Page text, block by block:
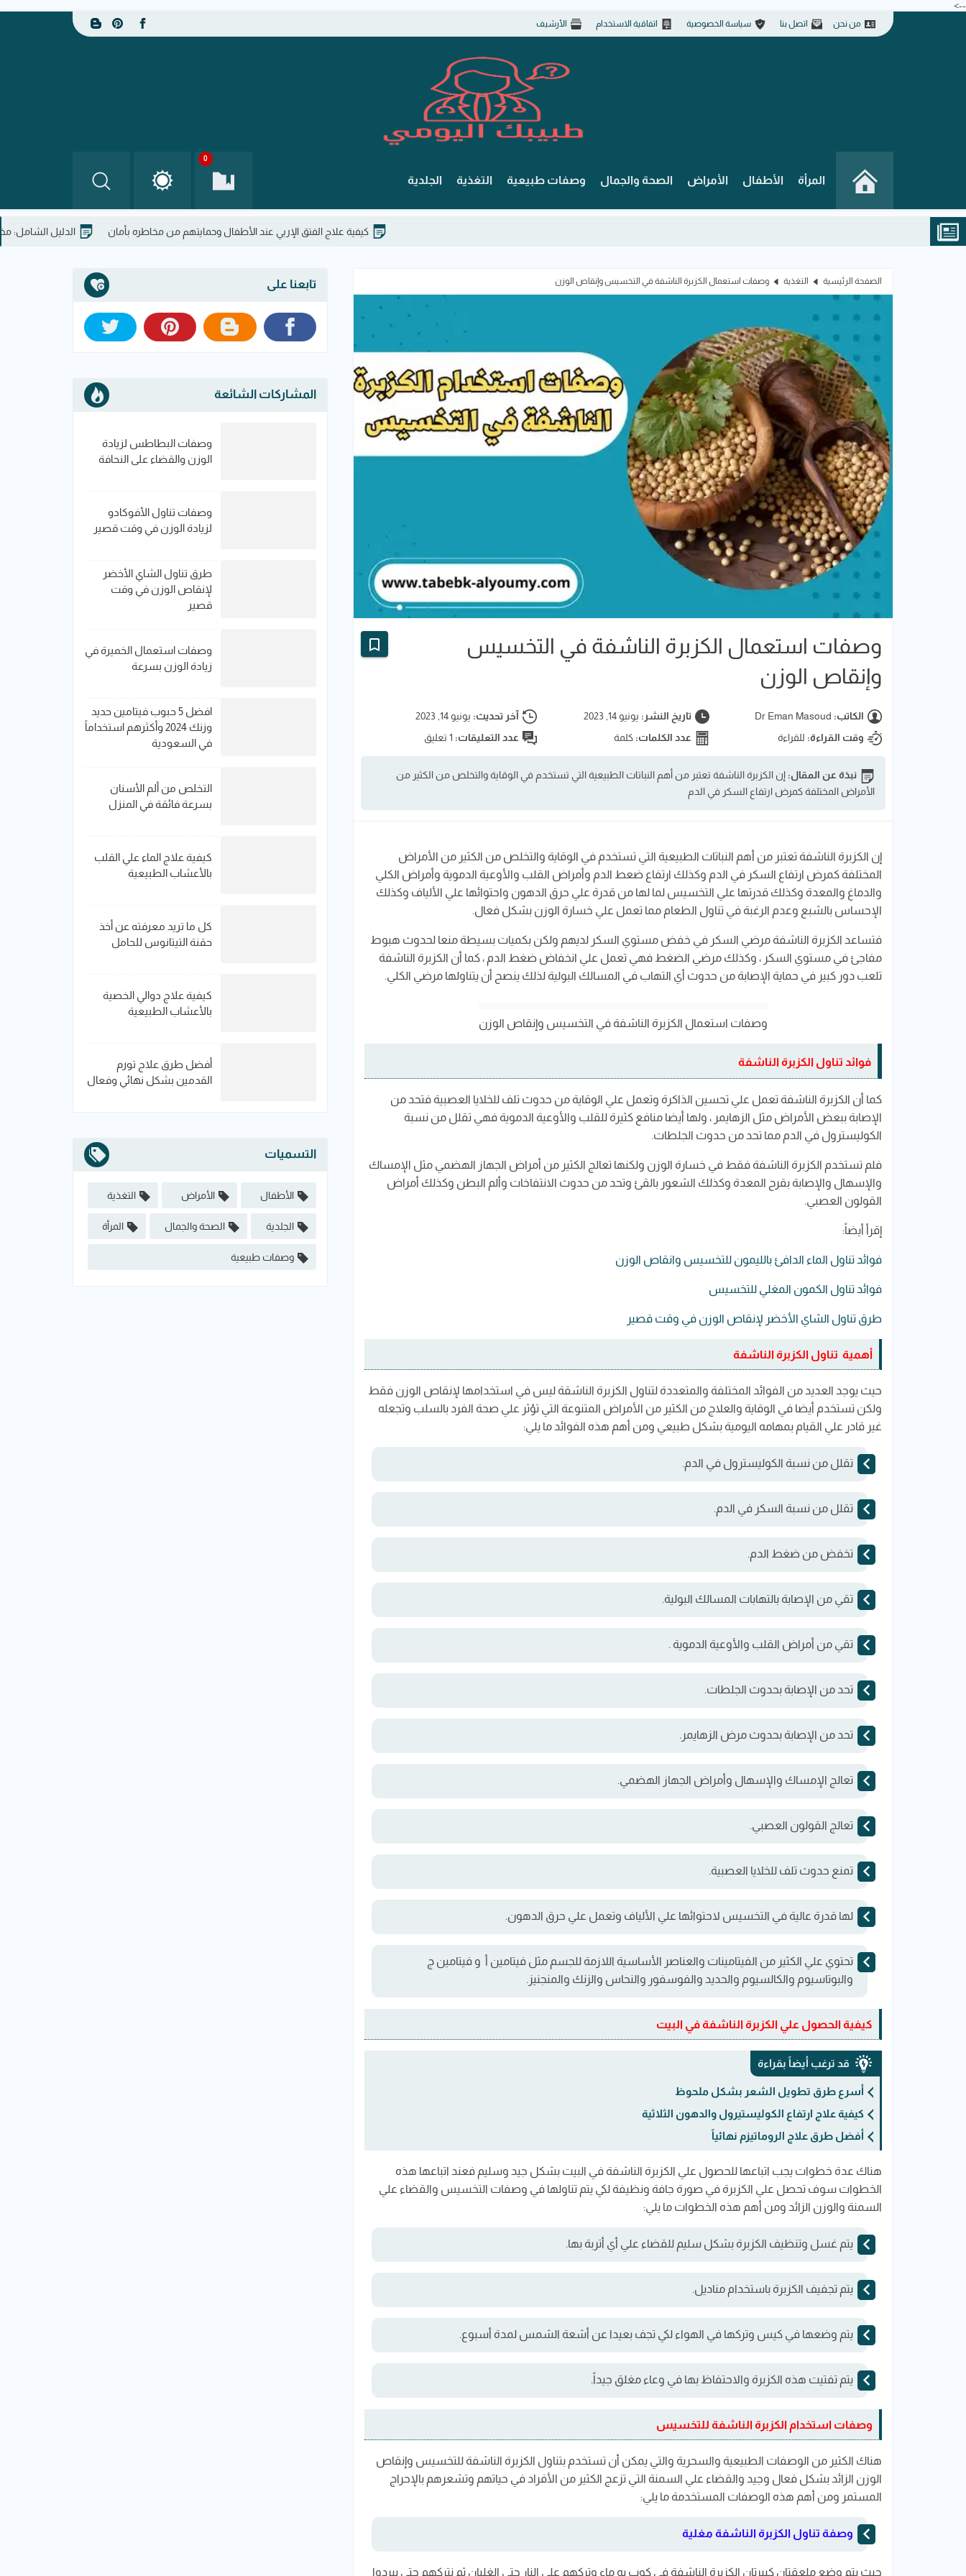
-->
من نحن اتصل بنا سياسة الخصوصية اتفاقية الاستخدام الأرشيف
المرأة الأطفال الأمراض الصحة والجمال وصفات طبيعية التغذية الجلدية
0
كيفية علاج الفتق الإربي عند الأطفال وحمايتهم من مخاطره بأمان الدليل الشامل: مخاطر تسرب
الصفحة الرئيسية التغذية وصفات استعمال الكزبرة الناشفة في التخسيس وإنقاص الوزن
وصفات استعمال الكزبرة الناشفة في التخسيس
وإنقاص الوزن
الكاتب: Dr Eman Masoud تاريخ النشر: يونيو 14, 2023 آخر تحديث: يونيو 14, 2023
وقت القراءة: للقراءة عدد الكلمات: كلمة عدد التعليقات: 1 تعليق
نبذة عن المقال: إن الكزبرة الناشفة تعتبر من أهم النباتات الطبيعية التي تستخدم في الوقاية والتخلص من الكثير من
الأمراض المختلفة كمرض ارتفاع السكر في الدم
إن الكزبرة الناشفة تعتبر من أهم النباتات الطبيعية التي تستخدم في الوقاية والتخلص من الكثير من الأمراض
المختلفة كمرض ارتفاع السكر في الدم وكذلك ارتفاع ضعط الدم وأمراض القلب والأوعية الدموية وأمراض الكلي
والدماغ والمعدة وكذلك قدرتها علي التخسيس لما لها من قدرة علي حرق الدهون واحتوائها علي الألياف وكذلك
الإحساس بالشبع وعدم الرغبة في تناول الطعام مما تعمل علي خسارة الوزن بشكل فعال.
فتساعد الكزبرة الناشفة مرضي السكر في خفض مستوي السكر لديهم ولكن بكميات بسيطة منعا لحدوث هبوط
مفاجئ في مستوي السكر ، وكذلك مرضي الضغط فهي تعمل علي انخفاض ضغط الدم ، كما أن الكزبرة الناشفة
تلعب دور كبير في حماية الإصابة من حدوث أي التهاب في المسالك البولية لذلك ينصح أن يتناولها مرضي الكلي.
وصفات استعمال الكزبرة الناشفة في التخسيس وإنقاص الوزن
فوائد تناول الكزبرة الناشفة
كما أن الكزبرة الناشفة تعمل علي تحسين الذاكرة وتعمل علي الوقاية من حدوث تلف للخلايا العصبية فتحد من
الإصابة ببعض الأمراض مثل الزهايمر ، ولها أيضا منافع كثيرة للقلب والأوعية الدموية فهي تقلل من نسبة
الكوليسترول في الدم مما تحد من حدوث الجلطات.
فلم تستخدم الكزبرة الناشفة فقط في خسارة الوزن ولكنها تعالج الكثير من أمراض الجهاز الهضمي مثل الإمساك
والإسهال والإصابة بقرح المعدة وكذلك الشعور بالقئ وتحد من حدوث الانتفاخات وألم البطن وكذلك أمراض
القولون العصبي.
إقرأ أيضاً:
فوائد تناول الماء الدافئ بالليمون للتخسيس وانقاص الوزن
فوائد تناول الكمون المغلي للتخسيس
طرق تناول الشاي الأخضر لإنقاص الوزن في وقت قصير
أهمية تناول الكزبرة الناشفة
حيث يوجد العديد من الفوائد المختلفة والمتعددة لتناول الكزبرة الناشقة ليس في استخدامها لإنقاص الوزن فقط
ولكن تستخدم أيضا في الوقاية والعلاج من الكثير من الأمراض المتنوعة التي تؤثر علي صحة الفرد بالسلب وتجعله
غير قادر علي القيام بمهامه اليومية بشكل طبيعي ومن أهم هذه الفوائد ما يلي:
تقلل من نسبة الكوليسترول في الدم.
تقلل من نسبة السكر في الدم.
تخفض من ضغط الدم.
تقي من الإصابة بالتهابات المسالك البولية.
تقي من أمراض القلب والأوعية الدموية .
تحد من الإصابة بحدوث الجلطات.
تحد من الإصابة بحدوث مرض الزهايمر.
تعالج الإمساك والإسهال وأمراض الجهاز الهضمي.
تعالج القولون العصبي.
تمنع حدوث تلف للخلايا العصبية.
لها قدرة عالية في التخسيس لاحتوائها علي الألياف وتعمل علي حرق الدهون.
تحتوي علي الكثير من الفيتامينات والعناصر الأساسية اللازمة للجسم مثل فيتامين أ و فيتامين ج
والبوتاسيوم والكالسيوم والحديد والفوسفور والنحاس والزنك والمنجنيز.
كيفية الحصول علي الكزبرة الناشفة في البيت
قد ترغب أيضاً بقراءة
أسرع طرق تطويل الشعر بشكل ملحوظ
كيفية علاج ارتفاع الكوليستيرول والدهون الثلاثية
أفضل طرق علاج الروماتيزم نهائياً
هناك عدة خطوات يجب اتباعها للحصول علي الكزبرة الناشفة في البيت بشكل جيد وسليم فعند اتباعها هذه
الخطوات سوف تحصل علي الكزبرة في صورة جافة ونظيفة لكي يتم تناولها في وصفات التخسيس والقضاء علي
السمنة والوزن الزائد ومن أهم هذه الخطوات ما يلي:
يتم غسل وتنظيف الكزبرة بشكل سليم للقضاء علي أي أتربة بها.
يتم تجفيف الكزبرة باستخدام مناديل.
يتم وضعها في كيس وتركها في الهواء لكي تجف بعيدا عن أشعة الشمس لمدة أسبوع.
يتم تفتيت هذه الكزبرة والاحتفاظ بها في وعاء مغلق جيداً.
وصفات استخدام الكزبرة الناشفة للتخسيس
هناك الكثير من الوصفات الطبيعية والسحرية والتي يمكن أن تستخدم بتناول الكزبرة الناشفة للتخسيس وإنقاص
الوزن الزائد بشكل فعال وجيد والقضاء علي السمنة التي تزعج الكثير من الأفراد في حياتهم وتشعرهم بالإحراج
المستمر ومن أهم هذه الوصفات المستخدمة ما يلي:
وصفة تناول الكزبرة الناشفة مغلية
حيث يتم وضع ملعقتان كبيرتان الكزبرة الناشفة في كوب به ماء وتركهم علي النار حتي الغليان ثم نتركهم حتي يبردوا
تابعنا على
المشاركات الشائعة
وصفات البطاطس لزيادة
الوزن والقضاء على النحافة
وصفات تناول الأفوكادو
لزيادة الوزن في وقت قصير
طرق تناول الشاي الأخضر
لإنقاص الوزن في وقت
قصير
وصفات استعمال الخميرة في
زيادة الوزن بسرعة
افضل 5 حبوب فيتامين حديد​
وزنك 2024 وأكثرهم استخداماً
في السعودية
التخلص من ألم الأسنان
بسرعة فائقة في المنزل
كيفية علاج الماء علي القلب
بالأعشاب الطبيعية
كل ما تريد معرفته عن أخذ
حقنة التيتانوس للحامل
كيفية علاج دوالي الخصية
بالأعشاب الطبيعية
أفضل طرق علاج تورم
القدمين بشكل نهائي وفعال
التسميات
الأطفال الأمراض التغذية
الجلدية الصحة والجمال المرأة
وصفات طبيعية